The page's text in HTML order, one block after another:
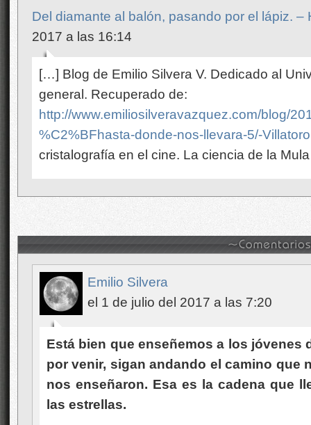
Del diamante al balón, pasando por el lápiz. –
2017 a las 16:14
[…] Blog de Emilio Silvera V. Dedicado al
general. Recuperado de:
http://www.emiliosilveravazquez.com/blog/
%C2%BFhasta-donde-nos-llevara-5/-Villatoro
cristalografía en el cine. La ciencia de la
Emilio Silvera
el 1 de julio del 2017 a las 7:20
Está bien que enseñemos a los jóvenes
por venir, sigan andando el camino que
nos enseñaron. Esa es la cadena que
las estrellas.